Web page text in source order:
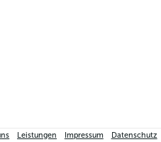
Leistungen Impressum Datenschutz